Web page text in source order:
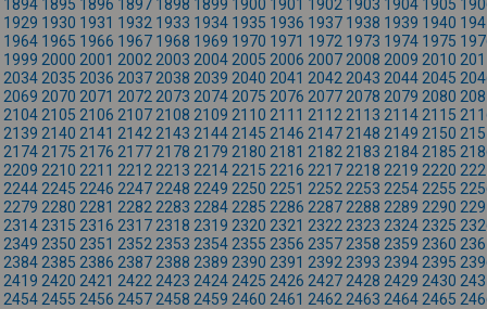
1894 1895 1896 1897 1898 1899 1900 1901 1902 1903 1904 1905
1929 1930 1931 1932 1933 1934 1935 1936 1937 1938 1939 1940
1964 1965 1966 1967 1968 1969 1970 1971 1972 1973 1974 1975
1999 2000 2001 2002 2003 2004 2005 2006 2007 2008 2009 2010
2034 2035 2036 2037 2038 2039 2040 2041 2042 2043 2044 2045
2069 2070 2071 2072 2073 2074 2075 2076 2077 2078 2079 2080
2104 2105 2106 2107 2108 2109 2110 2111 2112 2113 2114 2115
2139 2140 2141 2142 2143 2144 2145 2146 2147 2148 2149 2150
2174 2175 2176 2177 2178 2179 2180 2181 2182 2183 2184 2185
2209 2210 2211 2212 2213 2214 2215 2216 2217 2218 2219 2220
2244 2245 2246 2247 2248 2249 2250 2251 2252 2253 2254 2255
2279 2280 2281 2282 2283 2284 2285 2286 2287 2288 2289 2290
2314 2315 2316 2317 2318 2319 2320 2321 2322 2323 2324 2325
2349 2350 2351 2352 2353 2354 2355 2356 2357 2358 2359 2360
2384 2385 2386 2387 2388 2389 2390 2391 2392 2393 2394 2395
2419 2420 2421 2422 2423 2424 2425 2426 2427 2428 2429 2430
2454 2455 2456 2457 2458 2459 2460 2461 2462 2463 2464 2465